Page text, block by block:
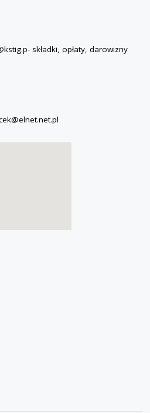
składki, opłaty, darowizny